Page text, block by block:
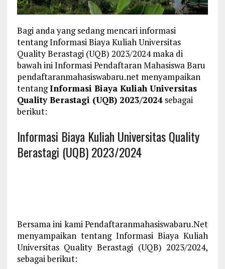
Bagi anda yang sedang mencari informasi
tentang Informasi Biaya Kuliah Universitas
Quality Berastagi (UQB) 2023/2024 maka di
bawah ini Informasi Pendaftaran Mahasiswa Baru
pendaftaranmahasiswabaru.net menyampaikan
tentangInformasi Biaya Kuliah Universitas
Quality Berastagi (UQB) 2023/2024sebagai
berikut:
Informasi Biaya Kuliah Universitas Quality
Berastagi (UQB) 2023/2024
Bersama ini kami Pendaftaranmahasiswabaru.Net
menyampaikan tentang Informasi Biaya Kuliah
Universitas Quality Berastagi (UQB) 2023/2024,
sebagai berikut: